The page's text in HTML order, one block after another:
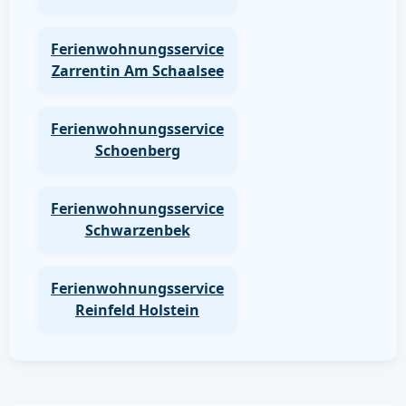
Ferienwohnungsservice
Zarrentin Am Schaalsee
Ferienwohnungsservice
Schoenberg
Ferienwohnungsservice
Schwarzenbek
Ferienwohnungsservice
Reinfeld Holstein